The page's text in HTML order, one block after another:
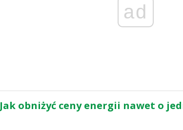
ad
Jak obniżyć ceny energii nawet o